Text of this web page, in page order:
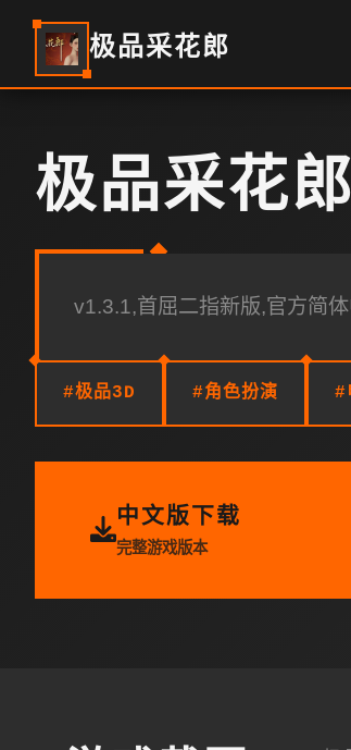
极品采花郎
极品采花郎
v1.3.1,首屈二指新版,官方简
#极品3D #角色扮演 #
中文版下载
完整游戏版本